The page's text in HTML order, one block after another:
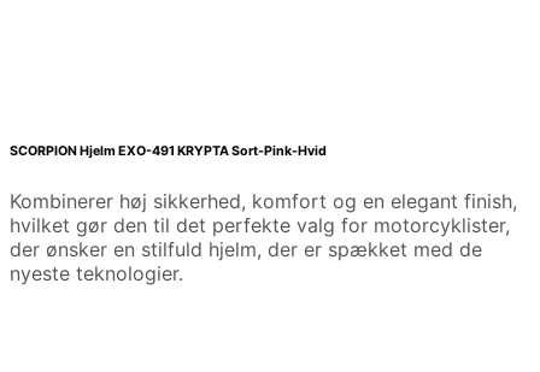
SCORPION Hjelm EXO-491 KRYPTA Sort-Pink-Hvid
Kombinerer høj sikkerhed, komfort og en elegant finish,
hvilket gør den til det perfekte valg for motorcyklister,
der ønsker en stilfuld hjelm, der er spækket med de
nyeste teknologier.